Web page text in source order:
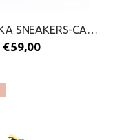
ΑΝΔΡΙΚΑ SNEAKERS-CANGURO-2411-0151-ΓΚΡΙ
€59,00